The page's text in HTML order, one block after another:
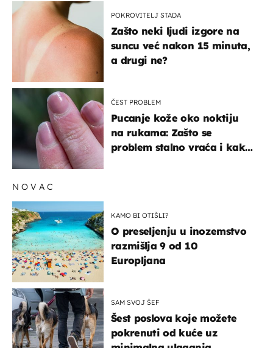
POKROVITELJ STADA
Zašto neki ljudi izgore na
suncu već nakon 15 minuta,
a drugi ne?
ČEST PROBLEM
Pucanje kože oko noktiju
na rukama: Zašto se
problem stalno vraća i kako
NOVAC
KAMO BI OTIŠLI?
O preseljenju u inozemstvo
razmišlja 9 od 10
Europljana
SAM SVOJ ŠEF
Šest poslova koje možete
pokrenuti od kuće uz